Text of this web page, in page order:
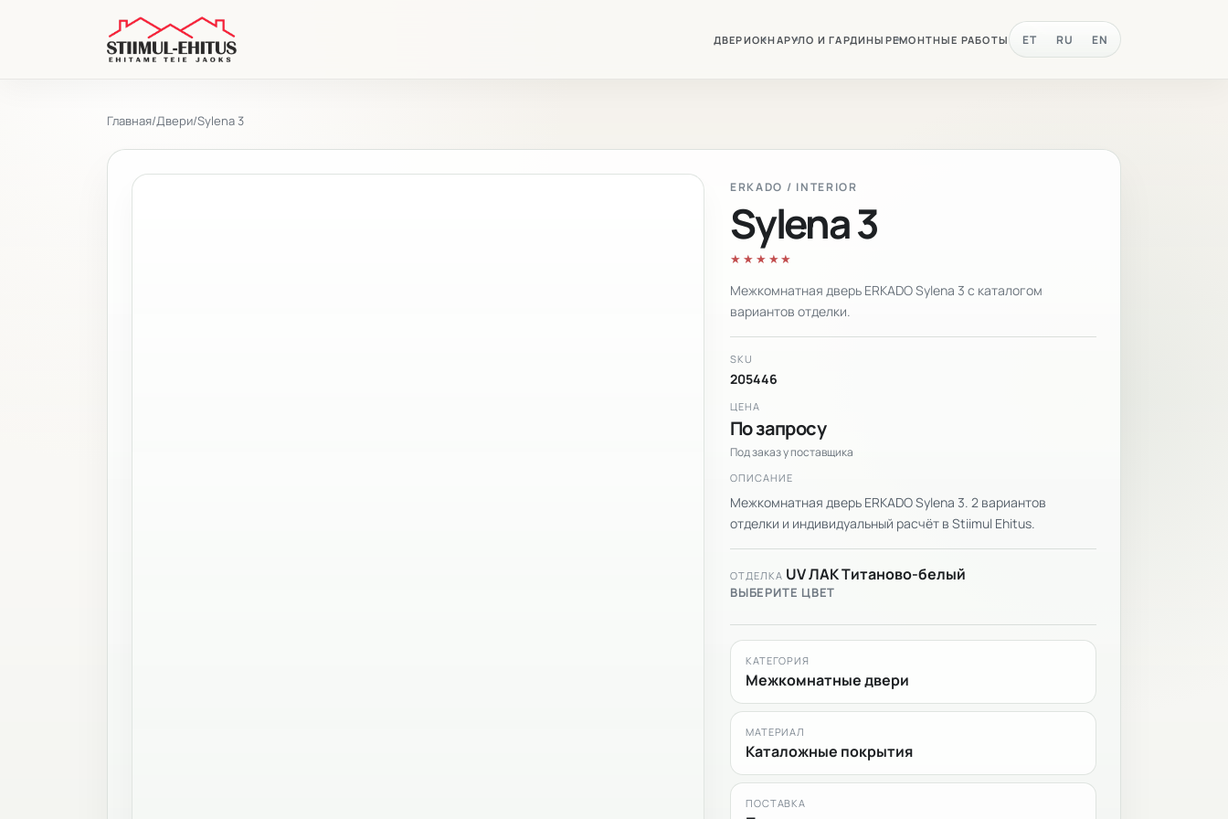
ДВЕРИОКНАРУЛО И ГАРДИНЫ РЕМОНТНЫЕ РАБОТЫ ET RU EN
Главная/Двери/Sylena 3
ERKADO / INTERIOR
Sylena 3
★★★★★
Межкомнатная дверь ERKADO Sylena 3 с каталогом
вариантов отделки.
SKU
205446
ЦЕНА
По запросу
Под заказ у поставщика
ОПИСАНИЕ
Межкомнатная дверь ERKADO Sylena 3. 2 вариантов
отделки и индивидуальный расчёт в Stiimul Ehitus.
ОТДЕЛКА UV ЛАК Титаново-белый
ВЫБЕРИТЕ ЦВЕТ
КАТЕГОРИЯ
Межкомнатные двери
МАТЕРИАЛ
Каталожные покрытия
ПОСТАВКА